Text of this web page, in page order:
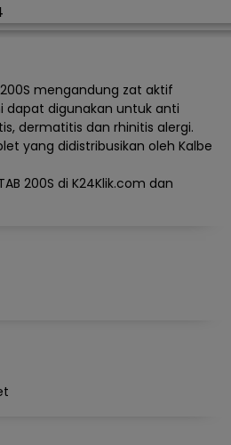
200S mengandung zat aktif
dapat digunakan untuk anti
dermatitis dan rhinitis alergi.
yang didistribusikan oleh Kalbe
200S di K24Klik.com dan